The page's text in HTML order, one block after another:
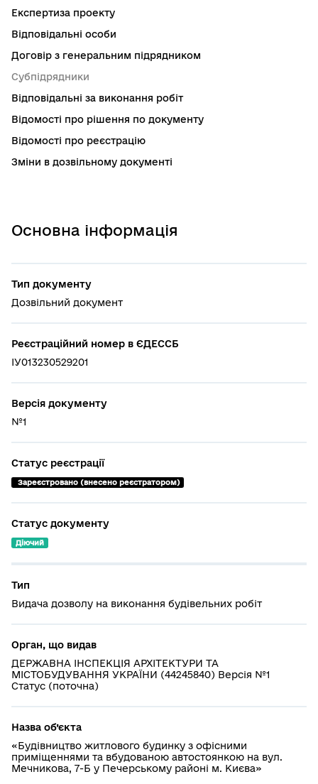
Основна інформація
Тип документу
Дозвільний документ
Реєстраційний номер в ЄДЕССБ
ІУ013230529201
Версія документу
№1
Статус реєстрації
Зареєстровано (внесено реєстратором)
Статус документу
Діючий
Тип
Видача дозволу на виконання будівельних робіт
Орган, що видав
ДЕРЖАВНА ІНСПЕКЦІЯ АРХІТЕКТУРИ ТА
МІСТОБУДУВАННЯ УКРАЇНИ (44245840) Версія №1
Статус (поточна)
Назва об’єкта
«Будівництво житлового будинку з офісними
приміщеннями та вбудованою автостоянкою на вул.
Мечникова, 7-Б у Печерському районі м. Києва»
Експертиза проекту
Відповідальні особи
Договір з генеральним підрядником
Субпідрядники
Відповідальні за виконання робіт
Відомості про рішення по документу
Відомості про реєстрацію
Зміни в дозвільному документі